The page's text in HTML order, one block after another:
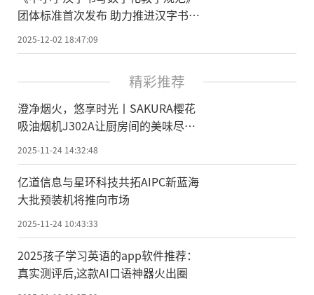
团体标准首次发布 助力推进汉字书写
数字化教学新模式
2025-12-02 18:47:09
精彩推荐
澄净烟火，悠享时光丨SAKURA樱花
吸油烟机J302A让厨房间的美味尽情
绽放
2025-11-24 14:32:48
亿道信息与星环科技共拓AIPC新蓝海
大批预装机将推向市场
2025-11-24 10:43:33
2025孩子学习英语的app软件推荐：
真实测评后,这款AI口语神器火出圈